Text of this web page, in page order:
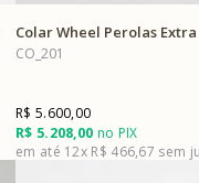
Colar Wheel Perolas Extra
CO_201
R$ 5.208,00 no PIX
R$ 5.600,00
12x R$ 466,67